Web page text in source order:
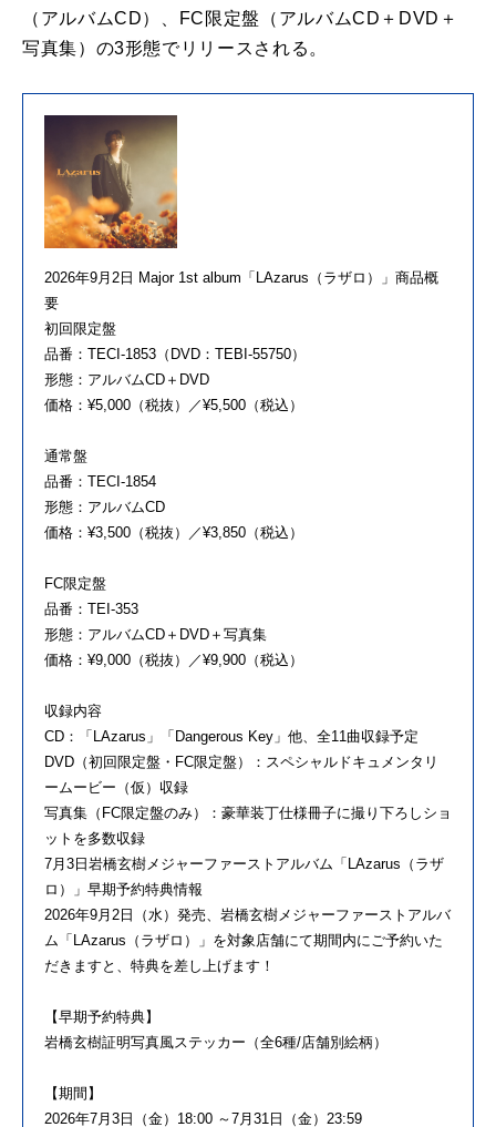
（アルバムCD）、FC限定盤（アルバムCD＋DVD＋
写真集）の3形態でリリースされる。
2026年9月2日 Major 1st album「LAzarus（ラザロ）」商品概
要
初回限定盤
品番：TECI-1853（DVD：TEBI-55750）
形態：アルバムCD＋DVD
価格：¥5,000（税抜）／¥5,500（税込）
通常盤
品番：TECI-1854
形態：アルバムCD
価格：¥3,500（税抜）／¥3,850（税込）
FC限定盤
品番：TEI-353
形態：アルバムCD＋DVD＋写真集
価格：¥9,000（税抜）／¥9,900（税込）
収録内容
CD：「LAzarus」「Dangerous Key」他、全11曲収録予定
DVD（初回限定盤・FC限定盤）：スペシャルドキュメンタリ
ームービー（仮）収録
写真集（FC限定盤のみ）：豪華装丁仕様冊子に撮り下ろしショ
ットを多数収録
7月3日岩橋玄樹メジャーファーストアルバム「LAzarus（ラザ
ロ）」早期予約特典情報
2026年9月2日（水）発売、岩橋玄樹メジャーファーストアルバ
ム「LAzarus（ラザロ）」を対象店舗にて期間内にご予約いた
だきますと、特典を差し上げます！
【早期予約特典】
岩橋玄樹証明写真風ステッカー（全6種/店舗別絵柄）
【期間】
2026年7月3日（金）18:00 ～7月31日（金）23:59